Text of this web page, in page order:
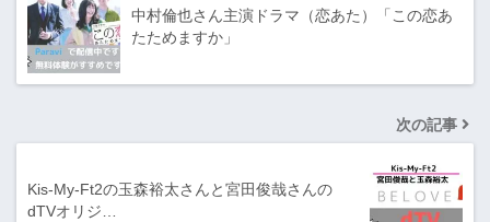
中村倫也さん主演ドラマ（恋あた）「この恋あ
たためますか」
次の記事
Kis-My-Ft2の玉森裕太さんと宮田俊哉さんの
dTVオリジ…